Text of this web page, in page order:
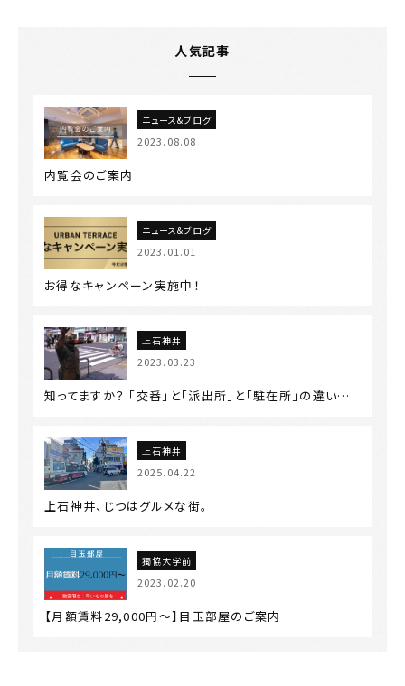
人気記事
ニュース&ブログ
2023.08.08
内覧会のご案内
ニュース&ブログ
2023.01.01
お得なキャンペーン実施中！
上石神井
2023.03.23
知ってますか？ 「交番」と「派出所」と「駐在所」の違い…
上石神井
2025.04.22
上石神井、じつはグルメな街。
獨協大学前
2023.02.20
【月額賃料29,000円～】目玉部屋のご案内